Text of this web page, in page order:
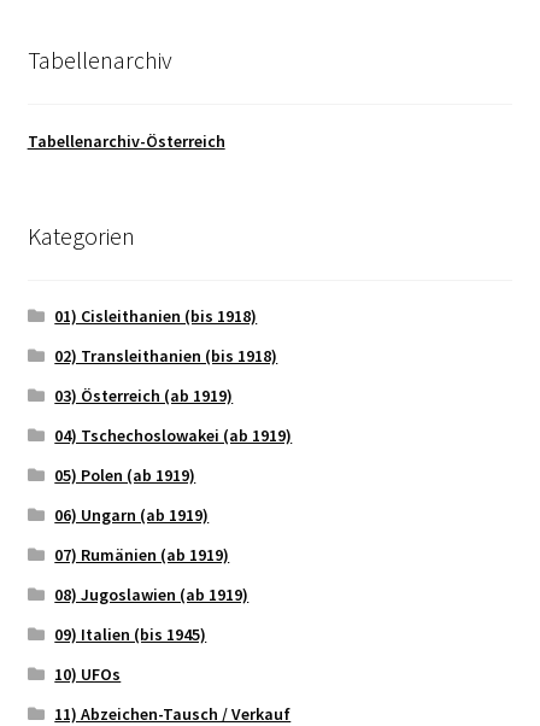
Tabellenarchiv
Tabellenarchiv-Österreich
Kategorien
01) Cisleithanien (bis 1918)
02) Transleithanien (bis 1918)
03) Österreich (ab 1919)
04) Tschechoslowakei (ab 1919)
05) Polen (ab 1919)
06) Ungarn (ab 1919)
07) Rumänien (ab 1919)
08) Jugoslawien (ab 1919)
09) Italien (bis 1945)
10) UFOs
11) Abzeichen-Tausch / Verkauf